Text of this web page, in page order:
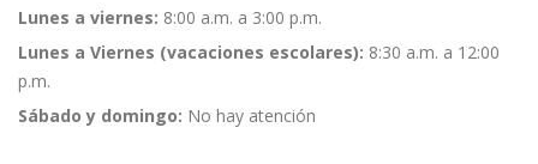
Lunes a viernes: 8:00 a.m. a 3:00 p.m.
Lunes a Viernes (vacaciones escolares): 8:30 a.m. a 12:00
p.m.
Sábado y domingo: No hay atención